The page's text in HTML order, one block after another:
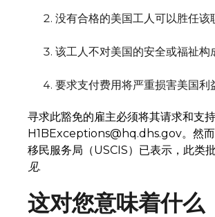
没有合格的美国工人可以胜任该
该工人不对美国的安全或福祉构
要求支付费用将严重损害美国利
寻求此豁免的雇主必须将其请求和支
H1BExceptions@hq.dhs.gov。然而
移民服务局（USCIS）已表示，此类
见.
这对您意味着什么